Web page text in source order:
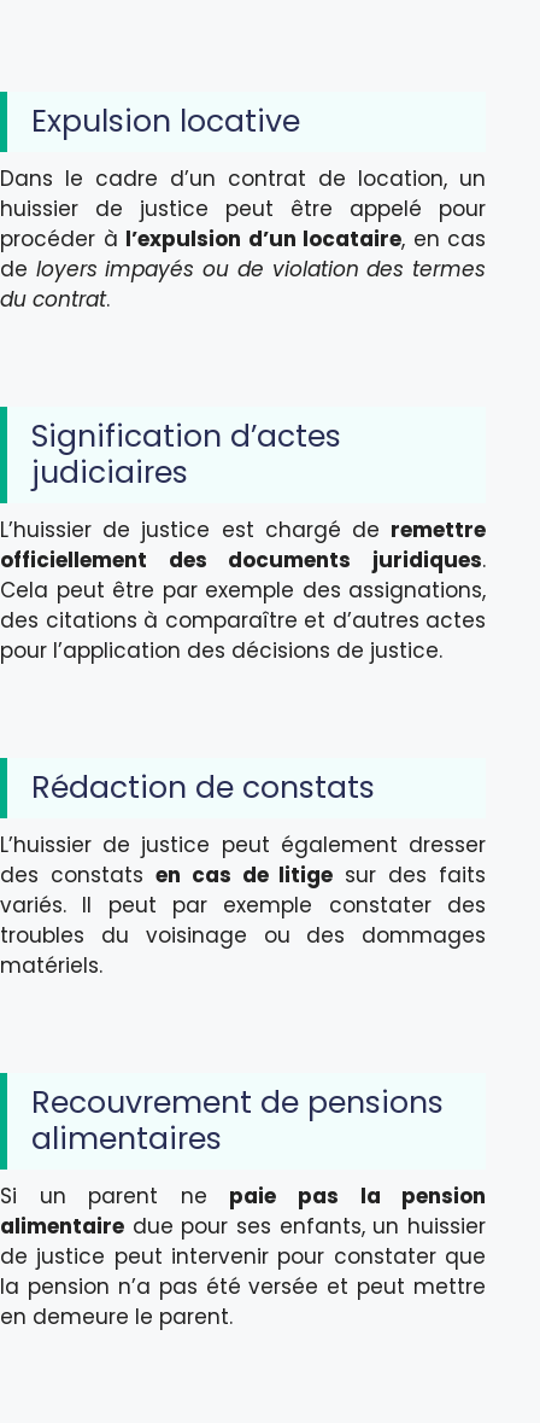
Expulsion locative
Dans le cadre d’un contrat de location, un
huissier de justice peut être appelé pour
procéder à l’expulsion d’un locataire, en cas
de loyers impayés ou de violation des termes
du contrat.
Signification d’actes
judiciaires
L’huissier de justice est chargé de remettre
officiellement des documents juridiques.
Cela peut être par exemple des assignations,
des citations à comparaître et d’autres actes
pour l’application des décisions de justice.
Rédaction de constats
L’huissier de justice peut également dresser
des constats en cas de litige sur des faits
variés. Il peut par exemple constater des
troubles du voisinage ou des dommages
matériels.
Recouvrement de pensions
alimentaires
Si un parent ne paie pas la pension
alimentaire due pour ses enfants, un huissier
de justice peut intervenir pour constater que
la pension n’a pas été versée et peut mettre
en demeure le parent.